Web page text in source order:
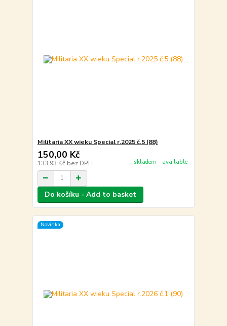
Militaria XX wieku Special r.2025 č.5 (88)
150,00 Kč
133,93 Kč bez DPH skladem - available
Do košíku - Add to basket
Novinka